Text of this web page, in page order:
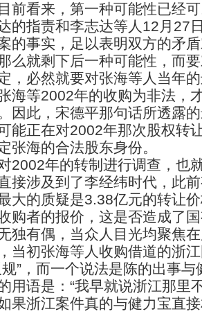
看来，第一种可能性已经可
的指责和李志达等人12月27
的事实，足以表明双方的矛
就剩下后一种可能性，而要
，必然就要对张海等人当年
海等2002年的收购为非法，
因此，宋德平那句话所透露
能正在对2002年那次股权转
张海的合法股东身份。
年的转制进行调查，也
接涉及到了李经纬时代，此
大的质疑是3.38亿元的转让
购者的报价，这是否造成了
有偶，当众人目光均聚焦在
当初张海等人收购借道的浙
规”，而一个说法是陈的出事
用语是：“我早就说浙江那里
浙江案件真的与健力宝直接